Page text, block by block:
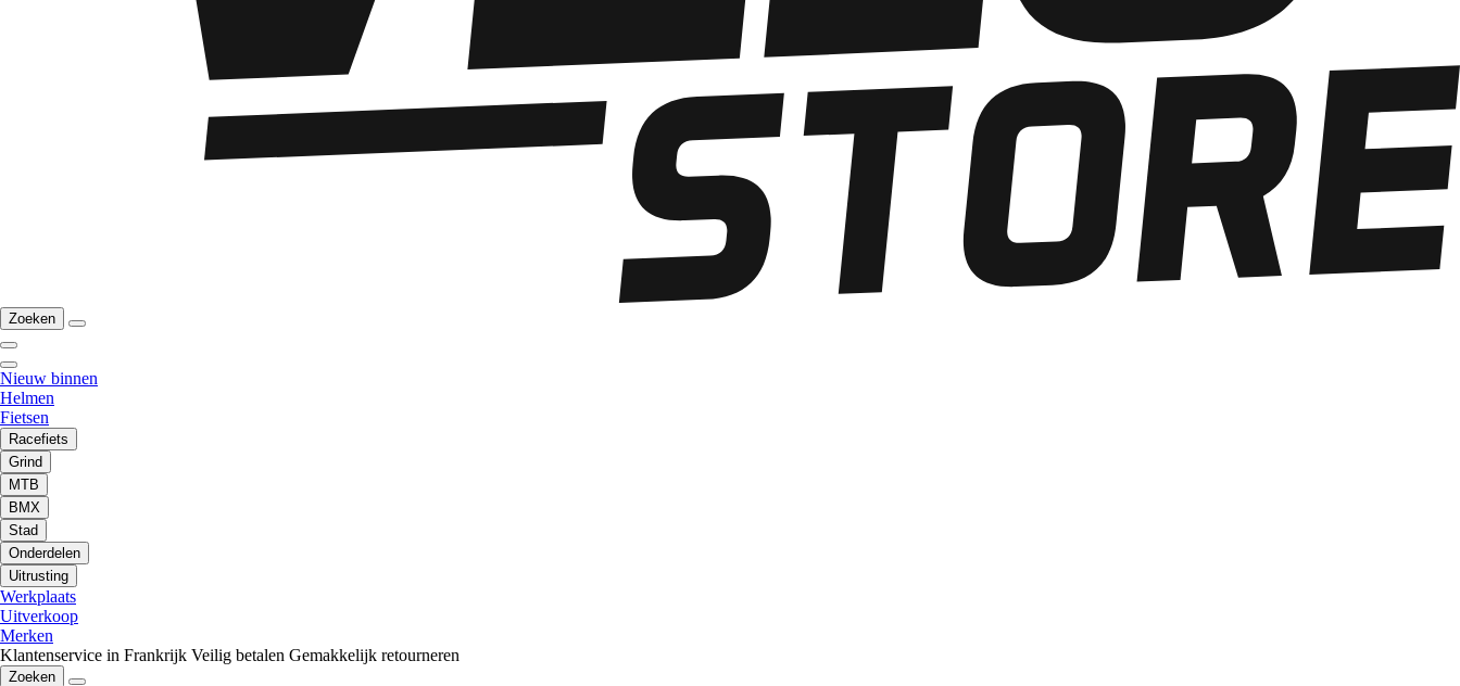
Zoeken
Nieuw binnen
Helmen
Fietsen
Racefiets
Grind
MTB
BMX
Stad
Onderdelen
Uitrusting
Werkplaats
Uitverkoop
Merken
Klantenservice in Frankrijk Veilig betalen Gemakkelijk retourneren
Zoeken